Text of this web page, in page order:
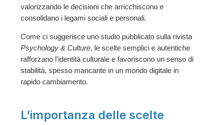
valorizzando le decisioni che arricchiscono e
consolidano i legami sociali e personali.
Come ci suggerisce uno studio pubblicato sulla rivista
Psychology & Culture, le scelte semplici e autentiche
rafforzano l’identità culturale e favoriscono un senso di
stabilità, spesso mancante in un mondo digitale in
rapido cambiamento.
L’importanza delle scelte